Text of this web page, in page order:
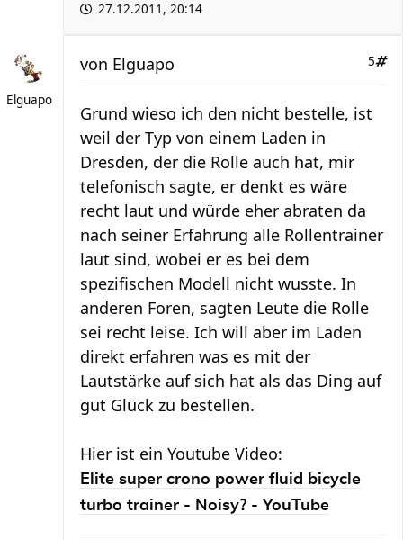
27.12.2011, 20:14
Elguapo
5
von Elguapo
Grund wieso ich den nicht bestelle, ist
weil der Typ von einem Laden in
Dresden, der die Rolle auch hat, mir
telefonisch sagte, er denkt es wäre
recht laut und würde eher abraten da
nach seiner Erfahrung alle Rollentrainer
laut sind, wobei er es bei dem
spezifischen Modell nicht wusste. In
anderen Foren, sagten Leute die Rolle
sei recht leise. Ich will aber im Laden
direkt erfahren was es mit der
Lautstärke auf sich hat als das Ding auf
gut Glück zu bestellen.
Hier ist ein Youtube Video:
Elite super crono power fluid bicycle
turbo trainer - Noisy? - YouTube